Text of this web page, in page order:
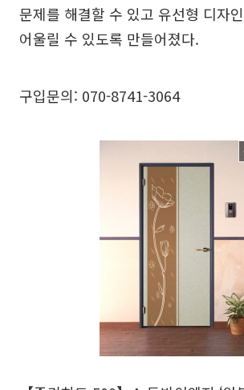
문제를 해결할 수 있고 유선형 디자
어울릴 수 있도록 만들어졌다.
구입문의: 070-8741-3064